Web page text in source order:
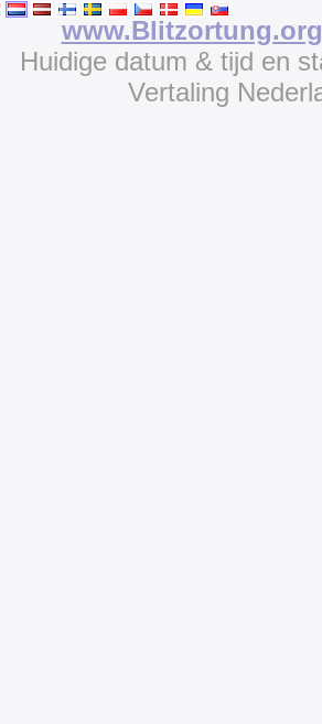
www.Blitzortung.org
Huidige datum & tijd en
Vertaling